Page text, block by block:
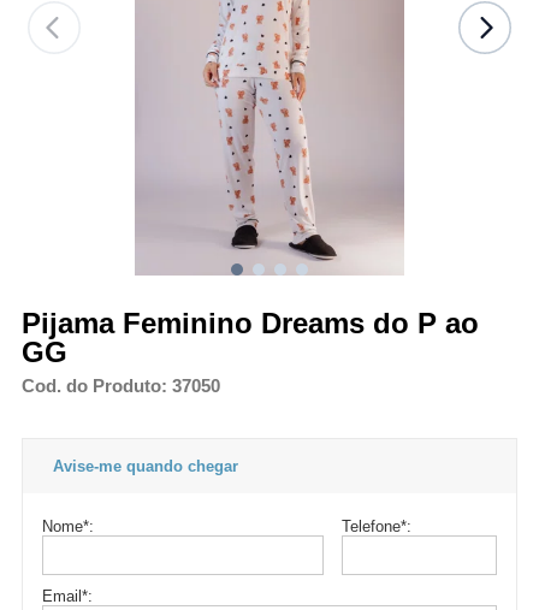
Pijama Feminino Dreams do P ao
GG
Cod. do Produto: 37050
Avise-me quando chegar
Nome*: Telefone*:
Email *: